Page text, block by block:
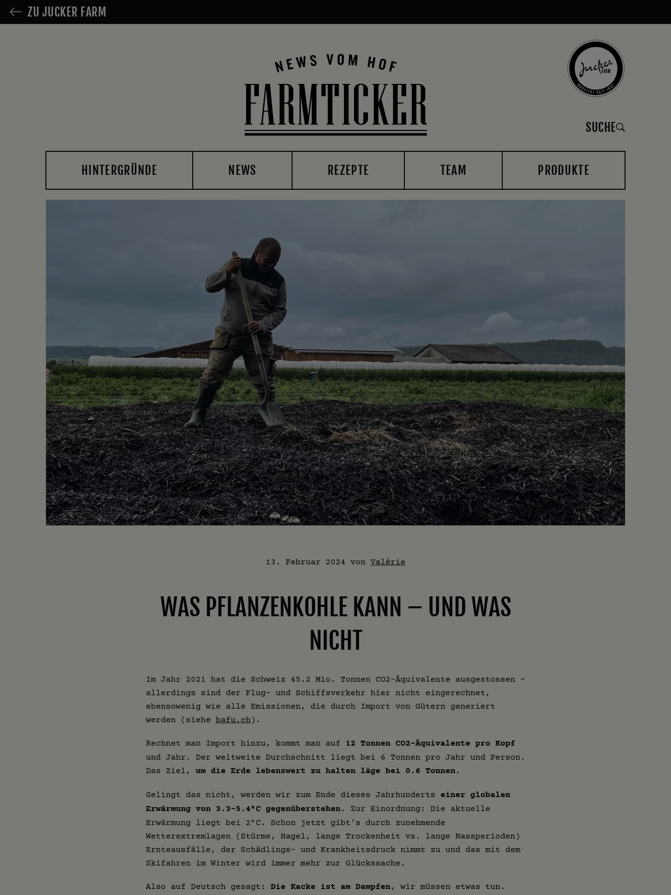
ZU JUCKER FARM
SUCHE
HINTERGRÜNDE NEWS REZEPTE TEAM PRODUKTE
13. Februar 2024 von Valérie
WAS PFLANZENKOHLE KANN – UND WAS
NICHT
Im Jahr 2021 hat die Schweiz 45.2 Mio. Tonnen CO2-Äquivalente ausgestossen –
allerdings sind der Flug- und Schiffsverkehr hier nicht eingerechnet,
ebensowenig wie alle Emissionen, die durch Import von Gütern generiert
werden (siehe bafu.ch).
Rechnet man Import hinzu, kommt man auf 12 Tonnen CO2-Äquivalente pro Kopf
und Jahr. Der weltweite Durchschnitt liegt bei 6 Tonnen pro Jahr und Person.
Das Ziel, um die Erde lebenswert zu halten läge bei 0.6 Tonnen .
Gelingt das nicht, werden wir zum Ende dieses Jahrhunderts einer globalen
Erwärmung von 3.3-5.4°C gegenüberstehen . Zur Einordnung: Die aktuelle
Erwärmung liegt bei 2°C. Schon jetzt gibt’s durch zunehmende
Wetterextremlagen (Stürme, Hagel, lange Trockenheit vs. lange Nassperioden)
Ernteausfälle, der Schädlings- und Krankheitsdruck nimmt zu und das mit dem
Skifahren im Winter wird immer mehr zur Glückssache.
Also auf Deutsch gesagt: Die Kacke ist am Dampfen, wir müssen etwas tun.